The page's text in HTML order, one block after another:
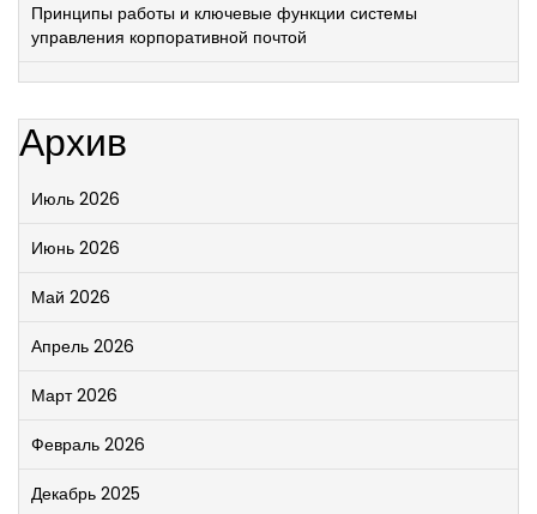
Принципы работы и ключевые функции системы
управления корпоративной почтой
Архив
Июль 2026
Июнь 2026
Май 2026
Апрель 2026
Март 2026
Февраль 2026
Декабрь 2025